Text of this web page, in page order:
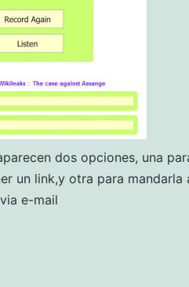
dos opciones, una
un link,y otra para mandarla
via e-mail